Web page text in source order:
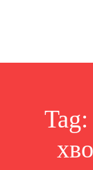
Tag: